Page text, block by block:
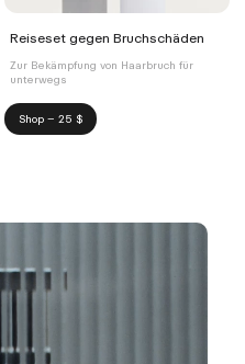
Reiseset gegen Bruchschäden
Zur Bekämpfung von Haarbruch für
unterwegs
Shop – 25 $